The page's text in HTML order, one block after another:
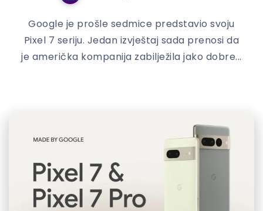
Google je prošle sedmice predstavio svoju
Pixel 7 seriju. Jedan izvještaj sada prenosi da
je američka kompanija zabilježila jako dobre...